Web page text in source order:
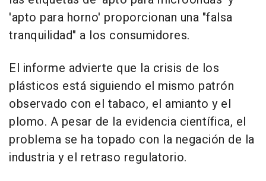
'apto para horno' proporcionan una "falsa
tranquilidad" a los consumidores.
El informe advierte que la crisis de los
plásticos está siguiendo el mismo patrón
observado con el tabaco, el amianto y el
plomo. A pesar de la evidencia científica, el
problema se ha topado con la negación de la
industria y el retraso regulatorio.